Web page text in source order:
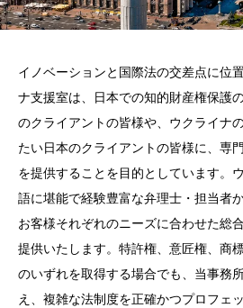
イノベーションと国際法の交差点に位
ナ支援室は、日本での知的財産権保護
のクライアントの皆様や、ウクライナ
たい日本のクライアントの皆様に、専
を提供することを目的としています。
語に堪能で経験豊富な弁理士・担当者
お客様それぞれのニーズに合わせた総
提供いたします。特許権、意匠権、商
のいずれを取得する場合でも、当事務
え、複雑な法制度を正確かつプロフェ